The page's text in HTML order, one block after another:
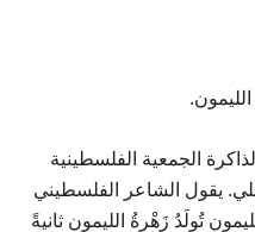
الجمعية الفلسطينية
يقول الشاعر الفلسطيني
تُولَدُ زَهْرةُ الليمون ثانيةً